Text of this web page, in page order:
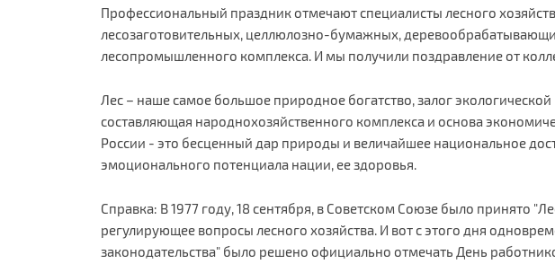
Профессиональный праздник отмечают специалисты лесного
лесозаготовительных, целлюлозно-бумажных,
лесопромышленного комплекса. И мы получили поздравление от
Лес – наше самое большое природное богатство, залог
составляющая народнохозяйственного комплекса и основа
России - это бесценный дар природы и величайшее национальное
эмоционального потенциала нации, ее здоровья.
Справка: В 1977 году, 18 сентября, в Советском Союзе было принято
регулирующее вопросы лесного хозяйства. И вот с этого дня
законодательства" было решено официально отмечать День